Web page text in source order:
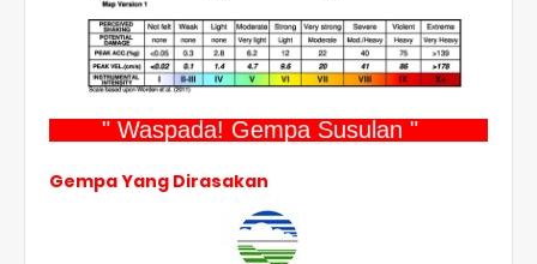
" Waspada! Gempa Susulan "
Gempa Yang Dirasakan